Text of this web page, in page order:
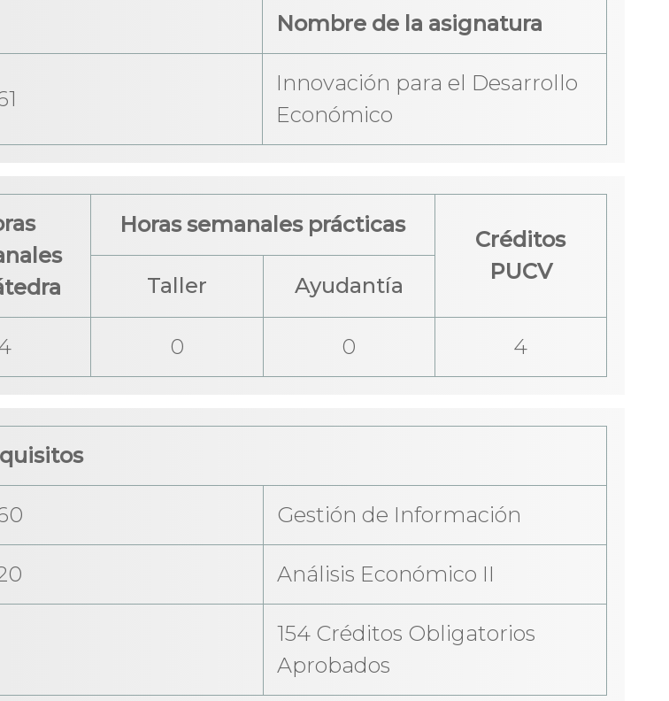
Nombre de la asignatura
Innovación para el Desarrollo
Económico
Horas semanales prácticas
Créditos
PUCV
Taller Ayudantía
0 0 4
Gestión de Información
Análisis Económico II
154 Créditos Obligatorios
Aprobados